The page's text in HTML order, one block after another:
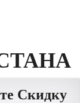
Скидку